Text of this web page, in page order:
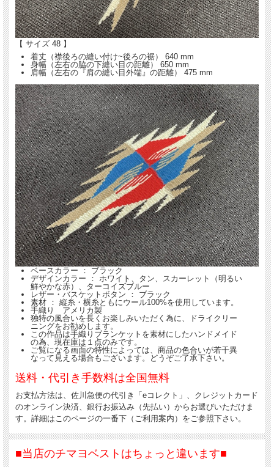
身長167cm、体重63kg、胸囲96cm、Levi's501やLee200でウェスト30インチ、ヘ
インズのアメリカンサイズのＴシャツでＭがちょっとゆったり目の私は、サイズ38
がジャストでベストなフィット感です。サイズ48の大きさは、こんな感じです。
【 サイズ 48 】
着丈（襟後ろの縫い付け~後ろの裾） 640 mm
身幅（左右の脇の下縫い目の距離） 650 mm
肩幅（左右の『肩の縫い目外端』の距離） 475 mm
ベースカラー ： ブラック
デザインカラー ： ホワイト、タン、スカーレット（明るい
鮮やかな赤）、ターコイズブルー
レザー・バスケットボタン ： ブラック
素材 ： 縦糸・横糸ともにウール100%を使用しています。
手織り アメリカ製
独特の風合いを長くお楽しみいただく為に、ドライクリー
ニングをお勧めします。
この作品は手織りブランケットを素材にしたハンドメイド
の為、現在庫は１点のみです。
ご覧になる画面の特性によっては、商品の色合いが若干異
なって見える場合もございます。どうぞご了承下さい。
送料・代引き手数料は全国無料
お支払方法は、佐川急便の代引き「eコレクト」、クレジットカード
のオンライン決済、銀行お振込み（先払い）からお選びいただけま
す。詳細はこのページの一番下（ご利用案内）をご参照下さい。
■当店のチマヨベストはちょっと違います■